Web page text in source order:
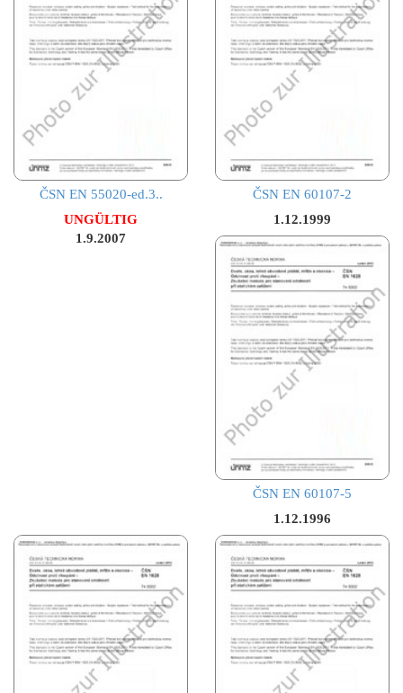
ČSN EN 55020-ed.3..
UNGÜLTIG
1.9.2007
ČSN EN 60107-2
1.12.1999
ČSN EN 60107-5
1.12.1996